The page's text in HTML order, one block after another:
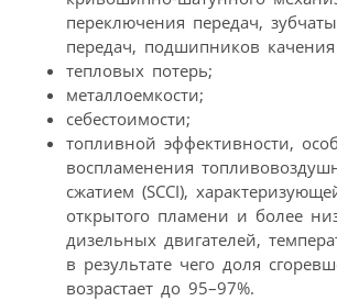
переключения передач,
передач, подшипников
тепловых потерь;
металлоемкости;
себестоимости;
топливной эффективности,
воспламенения
сжатием (SCCI),
открытого пламени и более
дизельных двигателей,
в результате чего доля
возрастает до 95–97%.